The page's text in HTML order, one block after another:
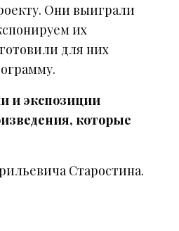
Они выиграли
их
для них
и экспозиции
которые
Старостина.